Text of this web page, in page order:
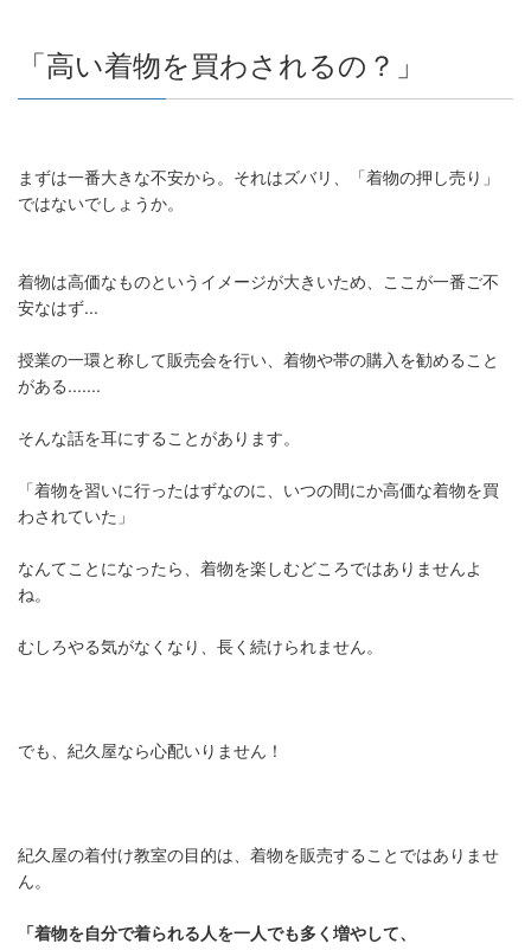
「高い着物を買わされるの？」
まずは一番大きな不安から。それはズバリ、「着物の押し売り」
ではないでしょうか。
着物は高価なものというイメージが大きいため、ここが一番ご不
安なはず...
授業の一環と称して販売会を行い、着物や帯の購入を勧めること
がある.......
そんな話を耳にすることがあります。
「着物を習いに行ったはずなのに、いつの間にか高価な着物を買
わされていた」
なんてことになったら、着物を楽しむどころではありませんよ
ね。
むしろやる気がなくなり、長く続けられません。
でも、紀久屋なら心配いりません！
紀久屋の着付け教室の目的は、着物を販売することではありませ
ん。
「着物を自分で着られる人を一人でも多く増やして、